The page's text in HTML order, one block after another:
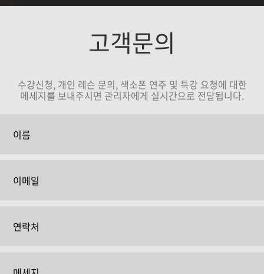
고객문의
수강신청, 개인 레슨 문의, 색소폰 연주 및 특강 요청에 대한
메세지를 보내주시면 관리자에게 실시간으로 전달됩니다.